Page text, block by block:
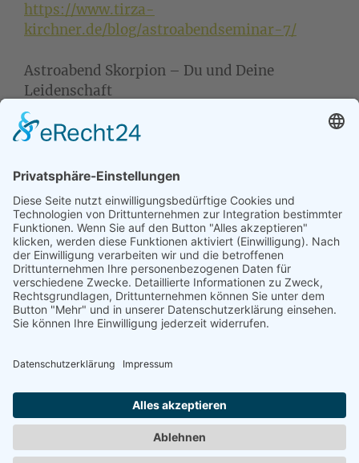
https://www.tirza-
kirchner.de/blog/astroabendseminar-7/
Astroabend Skorpion – Du und Deine
Leidenschaft
https://www.tirza-
kirchner.de/blog/astroabendseminar-8/
Astroabend Schütze – Du und Deine
https://www.tirza-
kirchner.de/blog/astroabendseminar-9/
Tierkommunikation lernen